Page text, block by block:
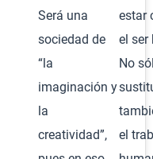
Será una
sociedad de
“la
imaginación y
la
creatividad”,
estar
el ser
No
el